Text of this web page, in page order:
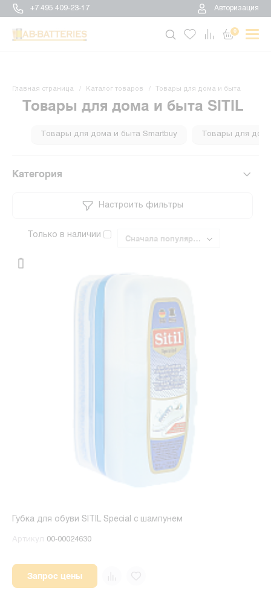
+7 495 409-23-17 Авторизация
0
Главная страница Каталог товаров Товары для дома и быта
Товары для дома и быта SITIL
Товары для дома и быта Smartbuy Товары для
Категория
Настроить фильтры
Только в наличии Сначала популярные
Губка для обуви SITIL Special с шампунем
Артикул 00-00024630
Запрос цены